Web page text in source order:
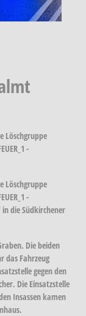
Löschgruppe
-
Löschgruppe
-
die Südkirchener
Die beiden
das Fahrzeug
gegen den
Die Einsatzstelle
Insassen kamen